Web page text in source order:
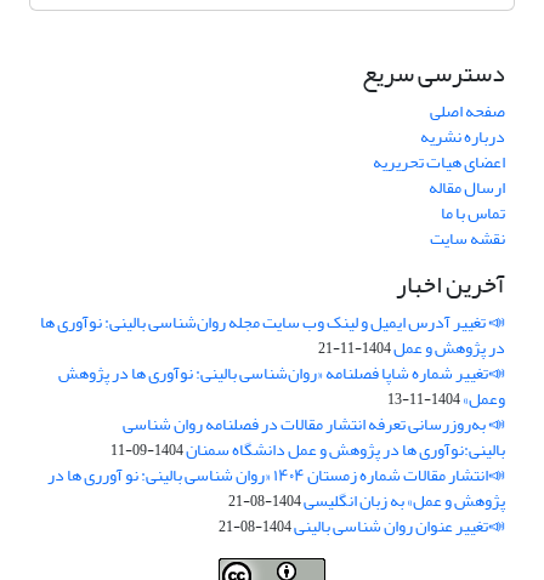
دسترسی سریع
صفحه اصلی
درباره نشریه
اعضای هیات تحریریه
ارسال مقاله
تماس با ما
نقشه سایت
آخرین اخبار
📣 تغییر آدرس ایمیل و لینک وب‌ سایت مجله روان‌شناسی بالینی: نوآوری ها
در پژوهش و عمل1404-11-21
📣تغییر شماره شاپا فصلنامه «روان‌شناسی بالینی: نوآوری ها در پژوهش
وعمل»1404-11-13
📣 به‌روزرسانی تعرفه انتشار مقالات در فصلنامه روان شناسی
بالینی:نوآوری ها در پژوهش و عمل دانشگاه سمنان1404-09-11
📣انتشار مقالات شماره زمستان ۱۴۰۴ «روان شناسی بالینی: نو آورری ها در
پژوهش و عمل» به زبان انگلیسی1404-08-21
📣تغییر عنوان روان شناسی بالینی1404-08-21